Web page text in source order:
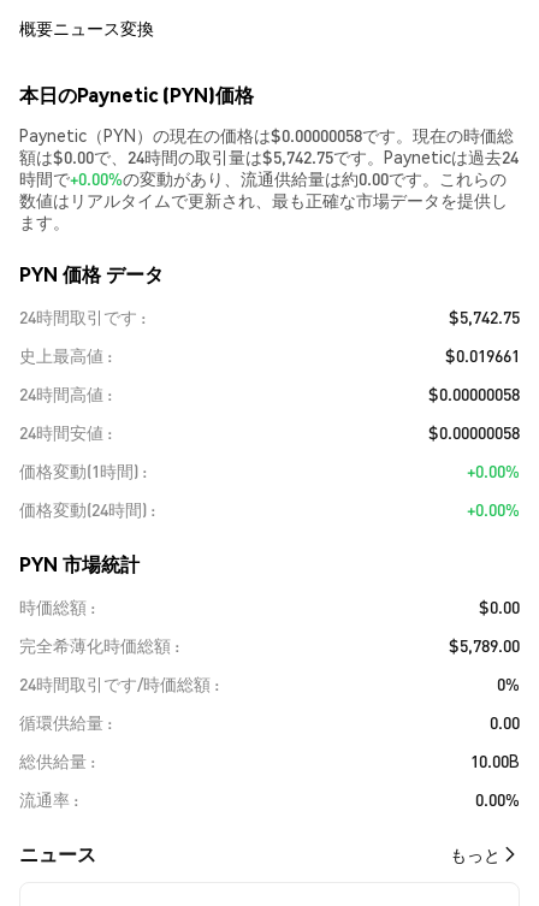
概要ニュース変換
本日のPaynetic (PYN)価格
Paynetic（PYN）の現在の価格は$0.00000058です。現在の時価総
額は$0.00で、24時間の取引量は$5,742.75です。Payneticは過去24
時間で+0.00%の変動があり、流通供給量は約0.00です。これらの
数値はリアルタイムで更新され、最も正確な市場データを提供し
ます。
PYN 価格 データ
24時間取引です
$5,742.75
史上最高値
$0.019661
24時間高値
$0.00000058
24時間安値
$0.00000058
価格変動(1時間)
+0.00%
価格変動(24時間)
+0.00%
PYN 市場統計
時価総額
$0.00
完全希薄化時価総額
$5,789.00
24時間取引です/時価総額
0%
循環供給量
0.00
総供給量
10.00B
流通率
0.00%
​​ニュース​​ もっと